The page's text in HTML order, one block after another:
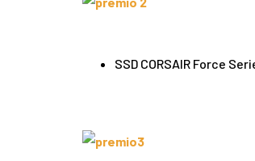
SSD CORSAIR Force